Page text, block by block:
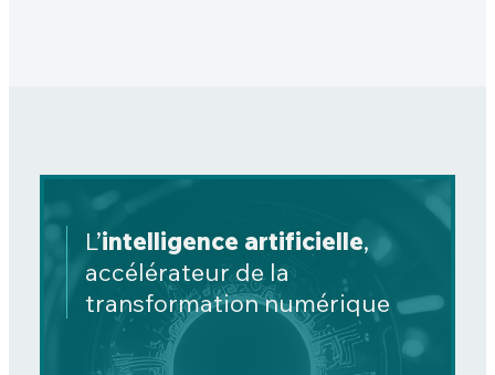
L’intelligence artificielle,
accélérateur de la
transformation numérique